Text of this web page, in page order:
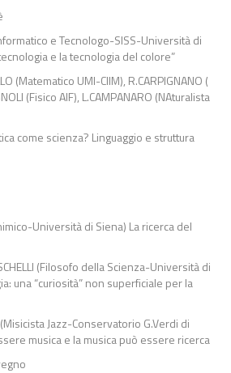
e Tecnologo-SISS-Università di
e la tecnologia del colore”
(Matematico UMI-CIIM), R.CARPIGNANO (
(Fisico AIF), L.CAMPANARO (NAturalista
come scienza? Linguaggio e struttura
Università di Siena) La ricerca del
(Filosofo della Scienza-Università di
una “curiosità” non superficiale per la
Jazz-Conservatorio G.Verdi di
musica e la musica può essere ricerca